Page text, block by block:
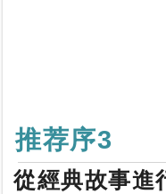
推荐序3
從經典故事進